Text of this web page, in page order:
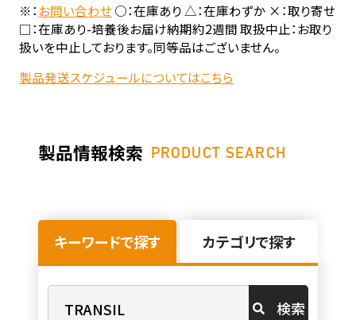
※：お問い合わせ○：在庫あり △：在庫わずか ×：取り寄せ
□：在庫あり-培養後お届け納期約2週間 取扱中止：お取り
扱いを中止しております。同等品はございません。
製品発送スケジュールについてはこちら
製品情報検索 PRODUCT SEARCH
キーワードで探す カテゴリで探す
検索